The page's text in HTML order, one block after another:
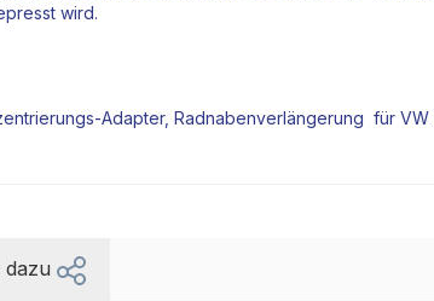
wird.
Adapter, Radnabenverlängerung für VW